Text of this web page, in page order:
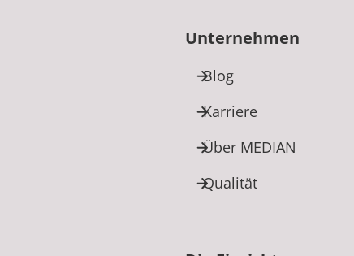
Unternehmen
Blog
Karriere
Über MEDIAN
Qualität